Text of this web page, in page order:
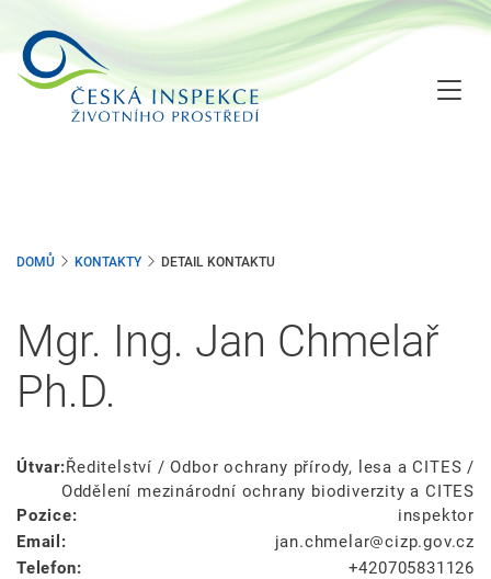
hlavnímu
obsahu
DOMŮ KONTAKTY DETAIL KONTAKTU
Mgr. Ing. Jan Chmelař
Ph.D.
Útvar:Ředitelství / Odbor ochrany přírody, lesa a CITES /
Oddělení mezinárodní ochrany biodiverzity a CITES
Pozice:
inspektor
Email:
jan.chmelar
cizp.gov.cz
Telefon:
+420705831126